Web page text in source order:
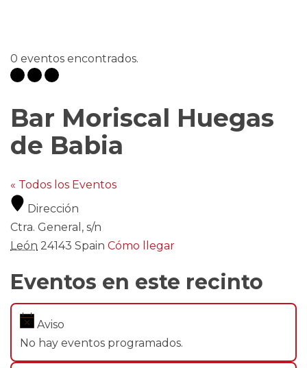
0 eventos encontrados.
Bar Moriscal Huegas
de Babia
« Todos los Eventos
Dirección
Ctra. General, s/n
León 24143 Spain Cómo llegar
Eventos en este recinto
Aviso
No hay eventos programados.